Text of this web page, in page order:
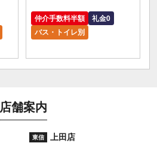
仲介手数料半額
礼金0
バス・トイレ別
店舗案内
東信 上田店